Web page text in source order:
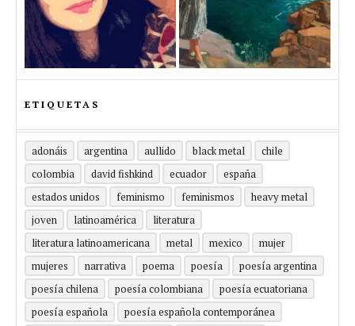
ETIQUETAS
adonáis argentina aullido black metal
chile
colombia
david fishkind ecuador
españa
estados unidos
feminismo feminismos
heavy metal
joven
latinoamérica
literatura
literatura latinoamericana
metal mexico
mujer
mujeres
narrativa poema poesía
poesía argentina
poesía chilena
poesía colombiana
poesía ecuatoriana
poesía española
poesía española contemporánea